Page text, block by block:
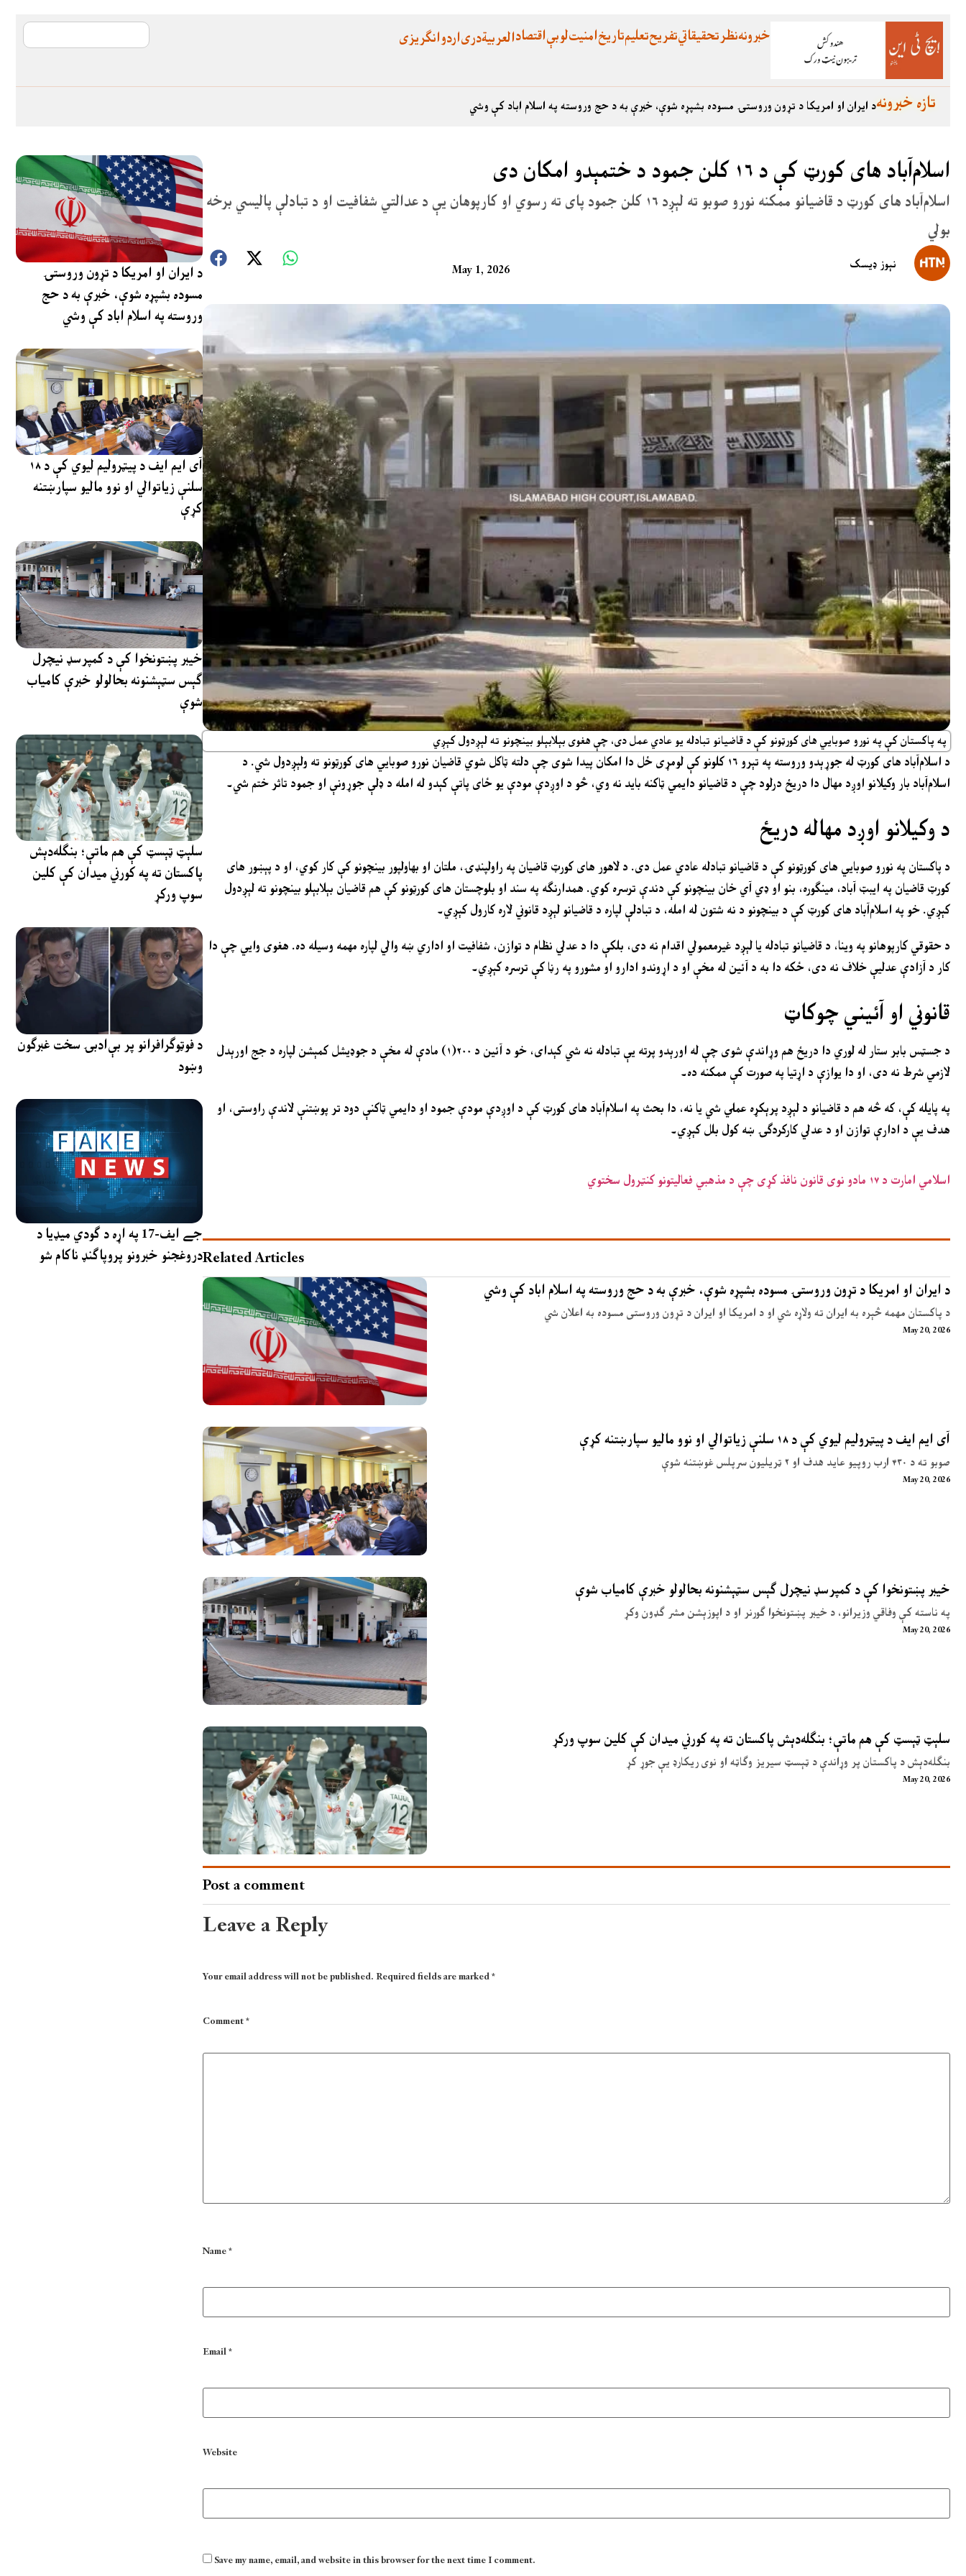
اقتصادلوبېامنیتتاریختعلیمتفریحتحقیقاتينظرخبرونه انگریزیاردودریالعربية
د ایران او امریکا د تړون وروستۍ مسوده بشپړه شوې، خبرې به د حج وروسته په اسلام اباد کې وشيتازه خبرونه
د ایران او امریکا د تړون وروستۍ
مسوده بشپړه شوې، خبرې به د حج
وروسته په اسلام اباد کې وشي
آی ایم ایف د پیټرولیم لیوي کې د ۱۸
سلنې زیاتوالي او نوو مالیو سپارښتنه
کړې
خیبر پښتونخوا کې د کمپرسډ نیچرل
ګېس سټېشنونه بحالولو خبرې کامیاب
شوې
سلېټ ټېسټ کې هم ماتې؛ بنګله‌دېش
پاکستان ته په کورني میدان کې کلین
سوپ ورکړ
د فوټوګرافرانو پر بې‌ادبۍ سخت غبرګون
وښود
جے ایف-17 په اړه د ګودي میډیا د
دروغجنو خبرونو پروپاګنډ ناکام شو
اسلام‌آباد های کورټ کې د ۱۶ کلن جمود د ختمېدو امکان دی
اسلام‌آباد های کورټ د قاضیانو ممکنه نورو صوبو ته لېږد ۱۶ کلن جمود پای ته رسوي او کارپوهان یې د عدالتي شفافیت او د تبادلې پالیسي برخه
بولي
May 1, 2026 نېوز ډیسک
په پاکستان کې په نورو صوبايي های کورټونو کې د قاضیانو تبادله یو عادي عمل دی، چې هغوی بېلابېلو بینچونو ته لېږدول کېږي
د اسلام‌آباد های کورټ له جوړېدو وروسته په تېرو ۱۶ کلونو کې لومړی ځل دا امکان پیدا شوی چې دلته ټاکل شوي قاضیان نورو صوبايي های کورټونو ته ولېږدول شي. د
اسلام‌آباد بار وکیلانو اوږد مهال دا دریځ درلود چې د قاضیانو دایمي ټاکنه باید نه وي، څو د اوږدې مودې یو ځای پاتې کېدو له امله د ډلې جوړونې او جمود تاثر ختم شي۔
د وکیلانو اوږد مهاله دریځ
د پاکستان په نورو صوبايي های کورټونو کې د قاضیانو تبادله عادي عمل دی. د لاهور های کورټ قاضیان په راولپنډۍ، ملتان او بهاولپور بینچونو کې کار کوي، او د پېښور های
کورټ قاضیان په ایبټ آباد، مینګوره، بنو او ډي آي خان بینچونو کې دندې ترسره کوي. همدارنګه په سند او بلوچستان های کورټونو کې هم قاضیان بېلابېلو بینچونو ته لېږدول
کېږي. خو په اسلام‌آباد های کورټ کې د بینچونو د نه شتون له امله، د تبادلې لپاره د قاضیانو لېږد قانوني لاره کارول کېږي۔
د حقوقي کارپوهانو په وینا، د قاضیانو تبادله یا لېږد غیرمعمولي اقدام نه دی، بلکې دا د عدلي نظام د توازن، شفافیت او اداري ښه والي لپاره مهمه وسیله ده. هغوی وایي چې دا
کار د آزادې عدلیې خلاف نه دی، ځکه دا به د آئین له مخې او د اړوندو ادارو او مشورو په رڼا کې ترسره کېږي۔
قانوني او آئیني چوکاټ
د جسټس بابر ستار له لوري دا دریځ هم وړاندې شوی چې له اورېدو پرته یې تبادله نه شي کېدای، خو د آئین د ۲۰۰(۱) مادې له مخې د جوډیشل کمېشن لپاره د جج اورېدل
لازمي شرط نه دی، او دا یوازې د اړتیا په صورت کې ممکنه ده۔
په پایله کې، که څه هم د قاضیانو د لېږد پرېکړه عملي شي یا نه، دا بحث په اسلام‌آباد های کورټ کې د اوږدې مودې جمود او دایمي ټاکنې دود تر پوښتنې لاندې راوستی، او
هدف یې د ادارې توازن او د عدلي کارکردګۍ ښه کول بلل کېږي۔
اسلامي امارت د ۱۷ مادو نوی قانون نافذ کړی چې د مذهبي فعالیتونو کنټرول سختوي
Related Articles
د ایران او امریکا د تړون وروستۍ مسوده بشپړه شوې، خبرې به د حج وروسته په اسلام اباد کې وشي
د پاکستان مهمه څېره به ایران ته ولاړه شي او د امریکا او ایران د تړون وروستی مسوده به اعلان شي
May 20, 2026
آی ایم ایف د پیټرولیم لیوي کې د ۱۸ سلنې زیاتوالي او نوو مالیو سپارښتنه کړې
صوبو ته د ۴۳۰ ارب روپیو عاید هدف او ۲ ټریلیون سرپلس غوښتنه شوې
May 20, 2026
خیبر پښتونخوا کې د کمپرسډ نیچرل ګېس سټېشنونه بحالولو خبرې کامیاب شوې
په ناسته کې وفاقي وزیرانو، د خیبر پښتونخوا ګورنر او د اپوزېشن مشر ګډون وکړ
May 20, 2026
سلېټ ټېسټ کې هم ماتې؛ بنګله‌دېش پاکستان ته په کورني میدان کې کلین سوپ ورکړ
بنګله‌دېش د پاکستان پر وړاندې د ټېسټ سیریز وګاټه او نوی ریکارډ یې جوړ کړ
May 20, 2026
Post a comment
Leave a Reply
Your email address will not be published.Required fields are marked*
Comment*
Name*
Email*
Website
Save my name, email, and website in this browser for the next time I comment.